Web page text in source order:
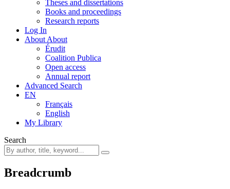
Theses and dissertations
Books and proceedings
Research reports
Log In
About About
Érudit
Coalition Publica
Open access
Annual report
Advanced Search
EN
Français
English
My Library
Search
Breadcrumb